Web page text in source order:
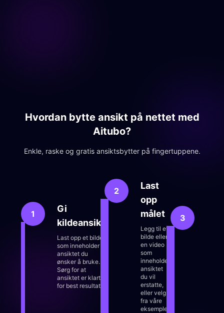
Hvordan bytte ansikt på nettet med
Aitubo?
Enkle, raske og gratis ansiktsbytter på fingertuppene.
1
Gi
kildeansikt
Last opp et bilde
som inneholder
ansiktet du
ønsker å bruke.
Sørg for at
ansiktet er klart
for best resultat.
2
Last
opp
målet
Legg til et
bilde eller
en video
som
inneholder
ansiktet
du vil
erstatte,
eller velg
fra våre
eksempler.
3